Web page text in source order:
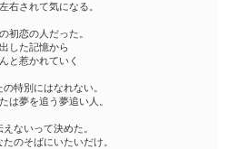
右されて気になる。
初恋の人だった。
した記憶から
と惹かれていく
特別にはなれない。
は夢を追う夢追い人。
ないって決めた。
のそばにいたいだけ。